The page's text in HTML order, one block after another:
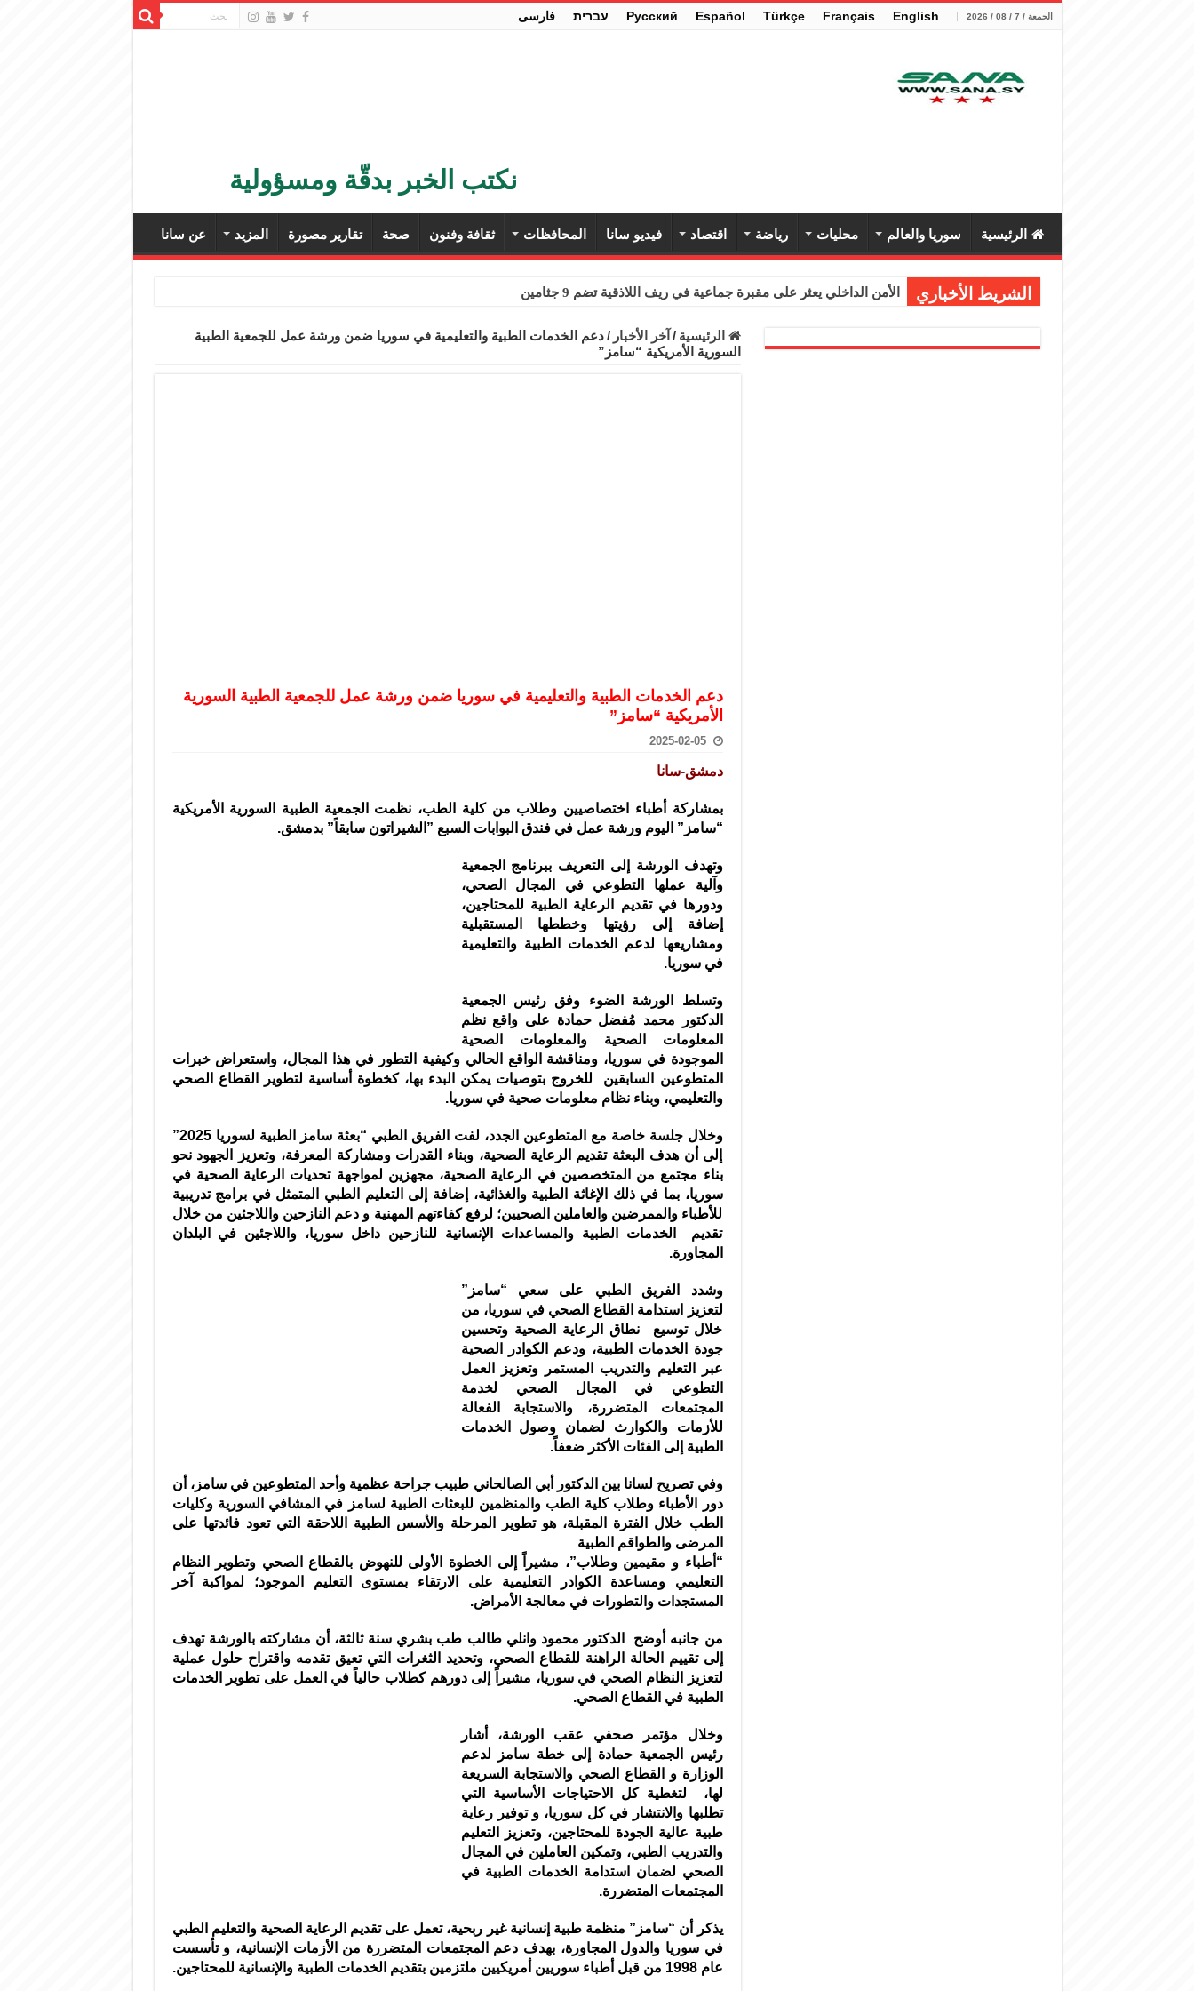
الجمعة / 7 / 08 / 2026 English
Français
Türkçe
Español
Pусский עברית فارسی
نكتب الخبر بدقّة ومسؤولية
الرئيسية سوريا والعالم محليات رياضة اقتصاد فيديو سانا المحافظات ثقافة وفنون صحة تقارير مصورة المزيد عن سانا
الشريط الأخباري الأمن الداخلي يعثر على مقبرة جماعية في ريف اللاذقية تضم 9 جثامين
برنية: مرسوم بإعفاء مستهلكي الكهرباء المنزلية والتجارية والصناعية من الرسوم
الرئيسية / آخر الأخبار / دعم الخدمات ‏الطبية والتعليمية في سوريا ضمن ورشة عمل للجمعية الطبية
‏السورية الأمريكية “سامز”
دعم الخدمات ‏الطبية والتعليمية في سوريا ضمن ورشة عمل للجمعية الطبية ‏السورية
الأمريكية “سامز”
2025-02-05
دمشق-سانا ‏
بمشاركة أطباء اختصاصيين وطلاب من كلية الطب، نظمت الجمعية الطبية ‏السورية الأمريكية
“سامز” اليوم ورشة عمل في فندق البوابات السبع ‌”الشيراتون سابقاً” بدمشق.‏
وتهدف الورشة إلى التعريف ببرنامج الجمعية
وآلية عملها ‏التطوعي في ‏المجال الصحي،
ودورها في تقديم الرعاية الطبية للمحتاجين،
‏إضافة إلى ‏رؤيتها وخططها المستقبلية
ومشاريعها لدعم الخدمات ‏الطبية والتعليمية
في ‏سوريا. ‏
وتسلط الورشة الضوء وفق رئيس الجمعية
الدكتور محمد ‏مُفضل حمادة على ‏واقع نظم
المعلومات الصحية والمعلومات الصحية
‏الموجودة في سوريا، ‏ومناقشة الواقع الحالي وكيفية التطور في هذا المجال، ‏واستعراض خبرات
‏المتطوعين السابقين للخروج بتوصيات يمكن البدء بها، كخطوة أساسية ‏لتطوير القطاع الصحي
والتعليمي، وبناء نظام معلومات صحية ‏في سوريا. ‏
وخلال جلسة خاصة مع المتطوعين الجدد، لفت الفريق الطبي “بعثة سامز ‏الطبية لسوريا 2025”
إلى أن هدف البعثة تقديم الرعاية الصحية، وبناء ‏القدرات ومشاركة المعرفة، وتعزيز الجهود نحو
بناء مجتمع من ‏المتخصصين في الرعاية الصحية، مجهزين لمواجهة تحديات الرعاية ‏الصحية في
سوريا، بما في ذلك الإغاثة الطبية والغذائية، إضافة إلى التعليم ‏الطبي المتمثل في برامج تدريبية
للأطباء والممرضين والعاملين الصحيين؛ ‏لرفع كفاءتهم المهنية و دعم النازحين واللاجئين من خلال
تقديم الخدمات ‏الطبية والمساعدات الإنسانية للنازحين داخل سوريا، واللاجئين في البلدان
‏المجاورة.‏
وشدد الفريق الطبي على سعي “سامز”
لتعزيز استدامة القطاع الصحي في ‏سوريا، من
خلال توسيع نطاق الرعاية الصحية وتحسين
جودة الخدمات ‏الطبية، ودعم الكوادر الصحية
عبر التعليم والتدريب المستمر وتعزيز العمل
‏التطوعي في المجال الصحي لخدمة
المجتمعات المتضررة، والاستجابة الفعالة
‏للأزمات والكوارث لضمان وصول الخدمات
الطبية إلى الفئات الأكثر ضعفاً. ‏
وفي تصريح لسانا بين الدكتور أبي الصالحاني طبيب جراحة عظمية وأحد ‏المتطوعين في سامز، أن
دور الأطباء وطلاب كلية الطب والمنظمين للبعثات ‏الطبية لسامز في المشافي السورية وكليات
الطب خلال الفترة المقبلة، هو ‏تطوير المرحلة والأسس الطبية اللاحقة التي تعود فائدتها على
المرضى و‏الطواقم الطبية
“أطباء و مقيمين وطلاب”، مشيراً إلى الخطوة الأولى ‏للنهوض بالقطاع الصحي وتطوير النظام
التعليمي ومساعدة الكوادر ‏التعليمية على الارتقاء بمستوى التعليم الموجود؛ لمواكبة آخر
المستجدات ‏والتطورات في معالجة الأمراض.‏
من جانبه أوضح الدكتور محمود وانلي طالب طب بشري سنة ثالثة، أن ‏مشاركته بالورشة تهدف
إلى تقييم الحالة الراهنة للقطاع الصحي، وتحديد ‏الثغرات التي تعيق تقدمه واقتراح حلول عملية
لتعزيز النظام الصحي في ‏سوريا، مشيراً إلى دورهم كطلاب حالياً في العمل على تطوير الخدمات
الطبية في ‏القطاع الصحي. ‏
وخلال مؤتمر صحفي عقب الورشة، أشار
رئيس الجمعية حمادة إلى خطة ‏سامز لدعم
الوزارة و القطاع الصحي والاستجابة السريعة
لها، لتغطية كل ‏الاحتياجات الأساسية التي
تطلبها والانتشار في كل سوريا، و توفير رعاية
‏طبية عالية الجودة للمحتاجين، وتعزيز التعليم
والتدريب الطبي، وتمكين ‏العاملين في المجال
الصحي لضمان استدامة الخدمات الطبية في
المجتمعات ‏المتضررة.‏
يذكر أن “سامز” منظمة طبية إنسانية غير ربحية، تعمل على تقديم الرعاية ‏الصحية والتعليم الطبي
في سوريا والدول المجاورة، بهدف دعم المجتمعات ‏المتضررة من الأزمات الإنسانية، و تأسست
عام 1998 من قبل أطباء ‏سوريين أمريكيين ملتزمين بتقديم الخدمات الطبية والإنسانية للمحتاجين.‏